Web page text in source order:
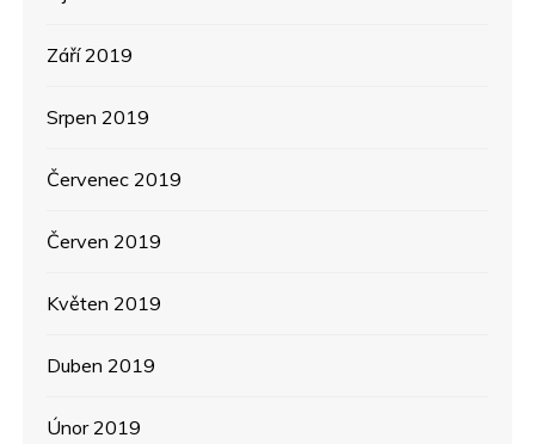
Září 2019
Srpen 2019
Červenec 2019
Červen 2019
Květen 2019
Duben 2019
Únor 2019